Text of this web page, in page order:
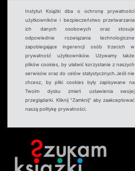
Instytut Książki dba o ochronę prywatności
użytkowników i bezpieczeństwo przetwarzania
ich danych osobowych oraz stosuje
odpowiednie rozwiązania technologiczne
zapobiegające ingerencji osób trzecich w
prywatność użytkowników. Używamy także
plików cookies, by ułatwić korzystanie z naszych
serwisów oraz do celów statystycznych.Jeśli nie
chcesz, by pliki cookies były zapisywane na
Twoim dysku zmień ustawienia swojej
przeglądarki. Kliknij "Zamknij" aby zaakceptować
naszą politykę prywatności.